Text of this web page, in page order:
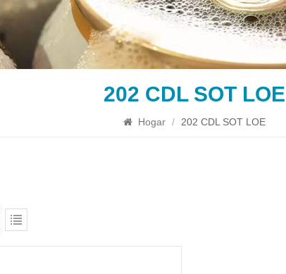
202 CDL SOT LOE
Hogar / 202 CDL SOT LOE